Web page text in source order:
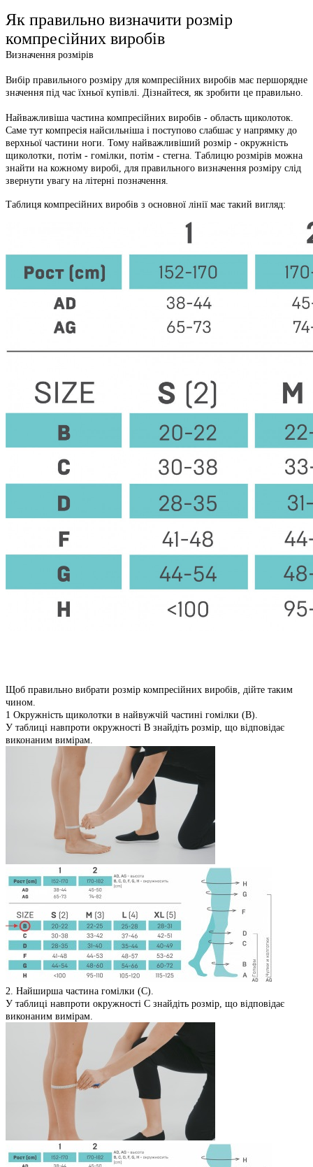
Як правильно визначити розмір
компресійних виробів
Визначення розмірів
Вибір правильного розміру для компресійних виробів має першорядне
значення під час їхньої купівлі. Дізнайтеся, як зробити це правильно.
Найважливіша частина компресійних виробів - область щиколоток.
Саме тут компресія найсильніша і поступово слабшає у напрямку до
верхньої частини ноги. Тому найважливіший розмір - окружність
щиколотки, потім - гомілки, потім - стегна. Таблицю розмірів можна
знайти на кожному виробі, для правильного визначення розміру слід
звернути увагу на літерні позначення.
Таблиця компресійних виробів з основної лінії має такий вигляд:
Щоб правильно вибрати розмір компресійних виробів, дійте таким
чином.
1 Окружність щиколотки в найвужчій частині гомілки (В).
У таблиці навпроти окружності В знайдіть розмір, що відповідає
виконаним вимірам.
2. Найширша частина гомілки (С).
У таблиці навпроти окружності С знайдіть розмір, що відповідає
виконаним вимірам.